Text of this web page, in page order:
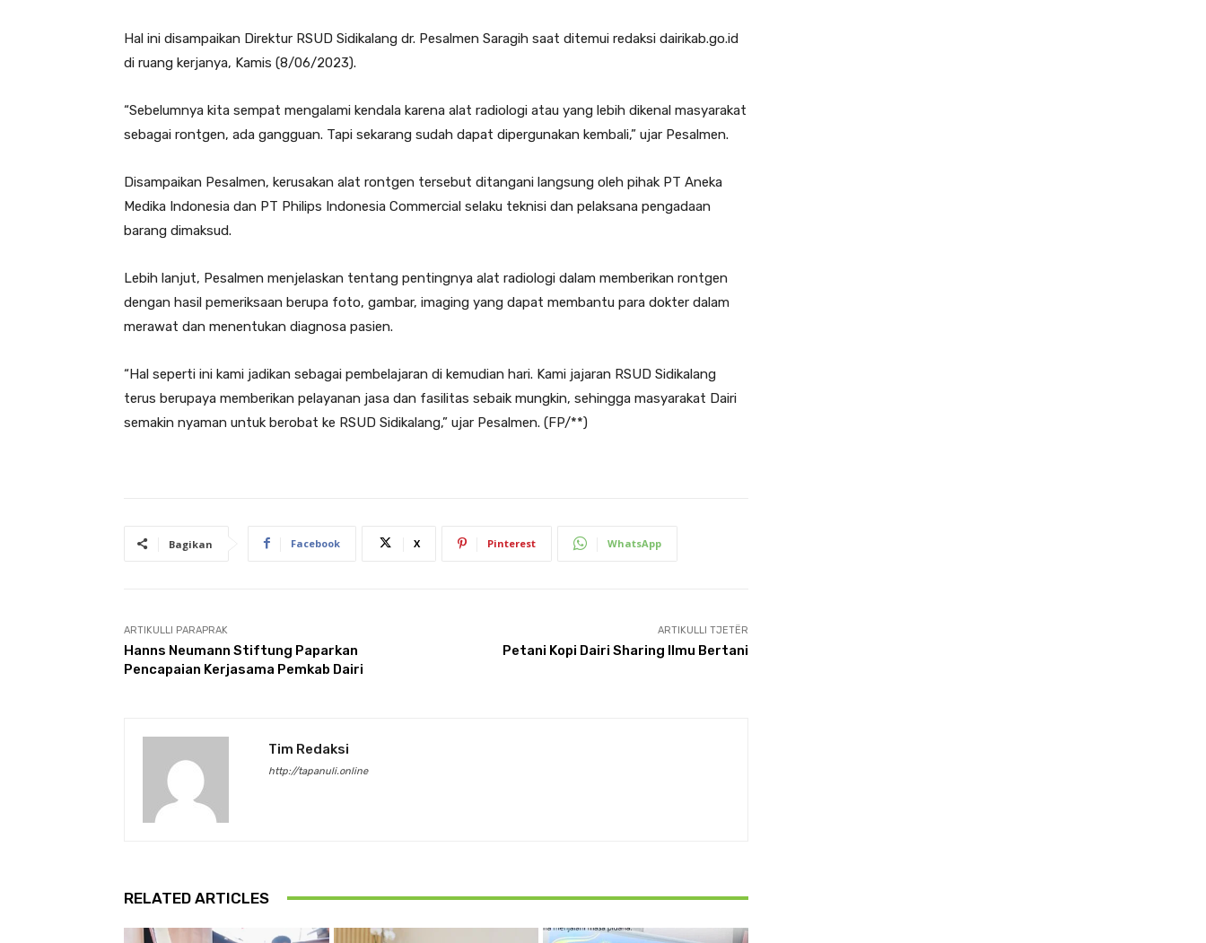
Hal ini disampaikan Direktur RSUD Sidikalang dr. Pesalmen Saragih saat ditemui redaksi dairikab.go.id
di ruang kerjanya, Kamis (8/06/2023).
“Sebelumnya kita sempat mengalami kendala karena alat radiologi atau yang lebih dikenal masyarakat
sebagai rontgen, ada gangguan. Tapi sekarang sudah dapat dipergunakan kembali,” ujar Pesalmen.
Disampaikan Pesalmen, kerusakan alat rontgen tersebut ditangani langsung oleh pihak PT Aneka
Medika Indonesia dan PT Philips Indonesia Commercial selaku teknisi dan pelaksana pengadaan
barang dimaksud.
Lebih lanjut, Pesalmen menjelaskan tentang pentingnya alat radiologi dalam memberikan rontgen
dengan hasil pemeriksaan berupa foto, gambar, imaging yang dapat membantu para dokter dalam
merawat dan menentukan diagnosa pasien.
“Hal seperti ini kami jadikan sebagai pembelajaran di kemudian hari. Kami jajaran RSUD Sidikalang
terus berupaya memberikan pelayanan jasa dan fasilitas sebaik mungkin, sehingga masyarakat Dairi
semakin nyaman untuk berobat ke RSUD Sidikalang,” ujar Pesalmen. (FP/**)
Bagikan Facebook X Pinterest WhatsApp
ARTIKULLI PARAPRAK
Hanns Neumann Stiftung Paparkan
Pencapaian Kerjasama Pemkab Dairi
ARTIKULLI TJETËR
Petani Kopi Dairi Sharing Ilmu Bertani
Tim Redaksi
http://tapanuli.online
RELATED ARTICLES